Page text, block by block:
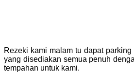
Rezeki kami malam tu dapat
yang disediakan semua penuh
tempahan untuk kami.